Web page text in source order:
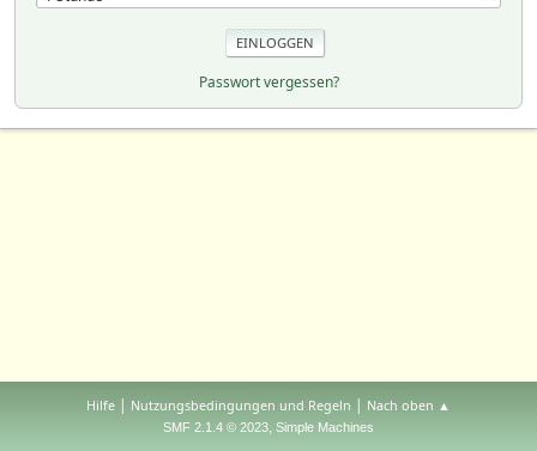
Passwort vergessen?
Hilfe | Nutzungsbedingungen und Regeln | Nach oben ▲
SMF 2.1.4 © 2023, Simple Machines